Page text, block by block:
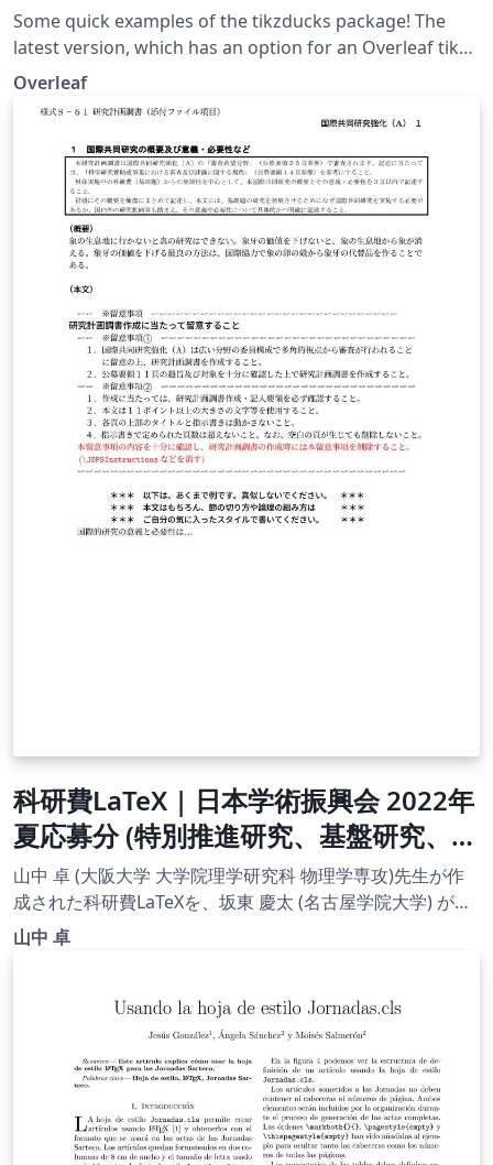
Some quick examples of the tikzducks package! The
latest version, which has an option for an Overleaf tikz,
can be obtained from Sam Carter's Github repository.
Overleaf
科研費LaTeX | 日本学術振興会 2022年
夏応募分 (特別推進研究、基盤研究、挑
戦的研究、若手研究) | 国際共同研究加
速基金（国際共同研究強化(A)）(2022
年度用) | 2022.07.01
山中 卓 (大阪大学 大学院理学研究科 物理学専攻)先生が作
成された科研費LaTeXを、坂東 慶太 (名古屋学院大学) が了
承を得てテンプレート登録しています。 詳細はこちら↓を
ご確認ください。 http://osksn2.hep.sci.osaka-
山中 卓